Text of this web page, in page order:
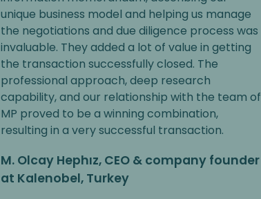
unique business model and helping us manage
the negotiations and due diligence process was
invaluable. They added a lot of value in getting
the transaction successfully closed. The
professional approach, deep research
capability, and our relationship with the team of
MP proved to be a winning combination,
resulting in a very successful transaction.
M. Olcay Hephız, CEO & company founder
at Kalenobel, Turkey